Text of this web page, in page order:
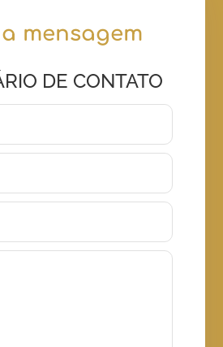
mensagem
DE CONTATO